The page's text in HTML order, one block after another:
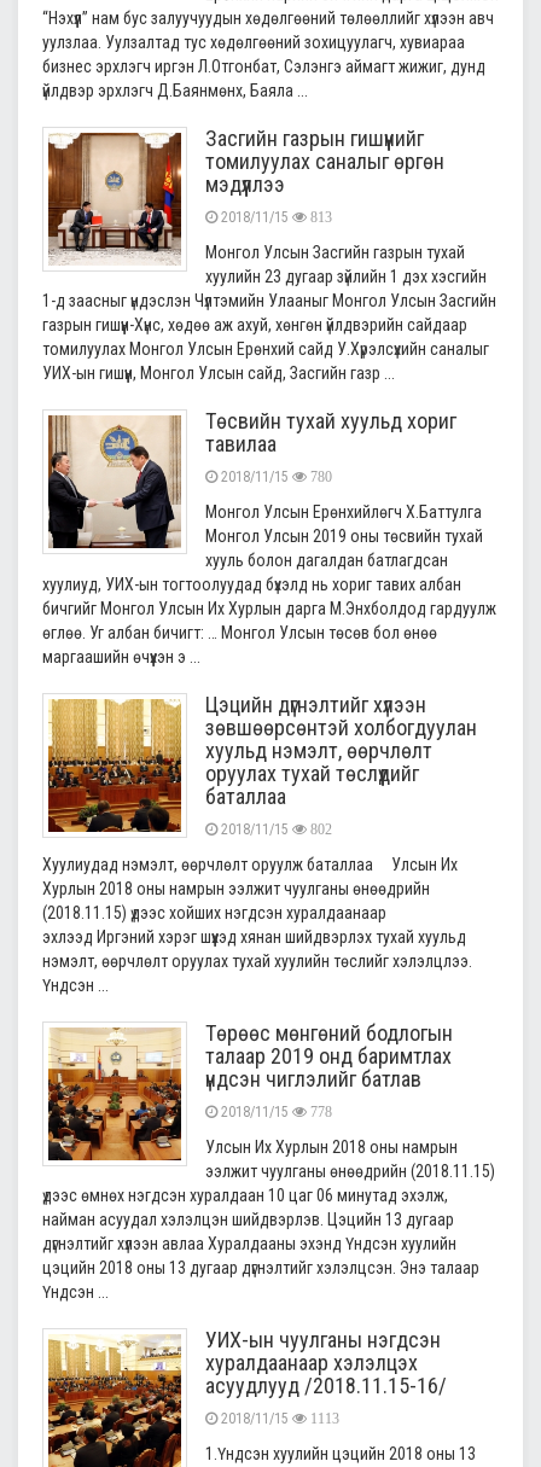
“Нэхүүл” нам бус залуучуудын хөдөлгөөний төлөөллийг хүлээн авч
уулзлаа. Уулзалтад тус хөдөлгөөний зохицуулагч, хувиараа
бизнес эрхлэгч иргэн Л.Отгонбат, Сэлэнгэ аймагт жижиг, дунд
үйлдвэр эрхлэгч Д.Баянмөнх, Баяла ...
Засгийн газрын гишүүнийг
томилуулах саналыг өргөн
мэдүүллээ
2018/11/15 813
Монгол Улсын Засгийн газрын тухай
хуулийн 23 дугаар зүйлийн 1 дэх хэсгийн
1-д заасныг үндэслэн Чүлтэмийн Улааныг Монгол Улсын Засгийн
газрын гишүүн-Хүнс, хөдөө аж ахуй, хөнгөн үйлдвэрийн сайдаар
томилуулах Монгол Улсын Ерөнхий сайд У.Хүрэлсүхийн саналыг
УИХ-ын гишүүн, Монгол Улсын сайд, Засгийн газр ...
Төсвийн тухай хуульд хориг
тавилаа
2018/11/15 780
Монгол Улсын Ерөнхийлөгч Х.Баттулга
Монгол Улсын 2019 оны төсвийн тухай
хууль болон дагалдан батлагдсан
хуулиуд, УИХ-ын тогтоолуудад бүхэлд нь хориг тавих албан
бичгийг Монгол Улсын Их Хурлын дарга М.Энхболдод гардуулж
өглөө. Уг албан бичигт: … Монгол Улсын төсөв бол өнөө
маргаашийн өчүүхэн э ...
Цэцийн дүгнэлтийг хүлээн
зөвшөөрсөнтэй холбогдуулан
хуульд нэмэлт, өөрчлөлт
оруулах тухай төслүүдийг
баталлаа
2018/11/15 802
Хуулиудад нэмэлт, өөрчлөлт оруулж баталлаа Улсын Их
Хурлын 2018 оны намрын ээлжит чуулганы өнөөдрийн
(2018.11.15) үдээс хойших нэгдсэн хуралдаанаар
эхлээд Иргэний хэрэг шүүхэд хянан шийдвэрлэх тухай хуульд
нэмэлт, өөрчлөлт оруулах тухай хуулийн төслийг хэлэлцлээ.
Үндсэн ...
Төрөөс мөнгөний бодлогын
талаар 2019 онд баримтлах
үндсэн чиглэлийг батлав
2018/11/15 778
Улсын Их Хурлын 2018 оны намрын
ээлжит чуулганы өнөөдрийн (2018.11.15)
үдээс өмнөх нэгдсэн хуралдаан 10 цаг 06 минутад эхэлж,
найман асуудал хэлэлцэн шийдвэрлэв. Цэцийн 13 дугаар
дүгнэлтийг хүлээн авлаа Хуралдааны эхэнд Үндсэн хуулийн
цэцийн 2018 оны 13 дугаар дүгнэлтийг хэлэлцсэн. Энэ талаар
Үндсэн ...
УИХ-ын чуулганы нэгдсэн
хуралдаанаар хэлэлцэх
асуудлууд /2018.11.15-16/
2018/11/15 1113
1.Үндсэн хуулийн цэцийн 2018 оны 13